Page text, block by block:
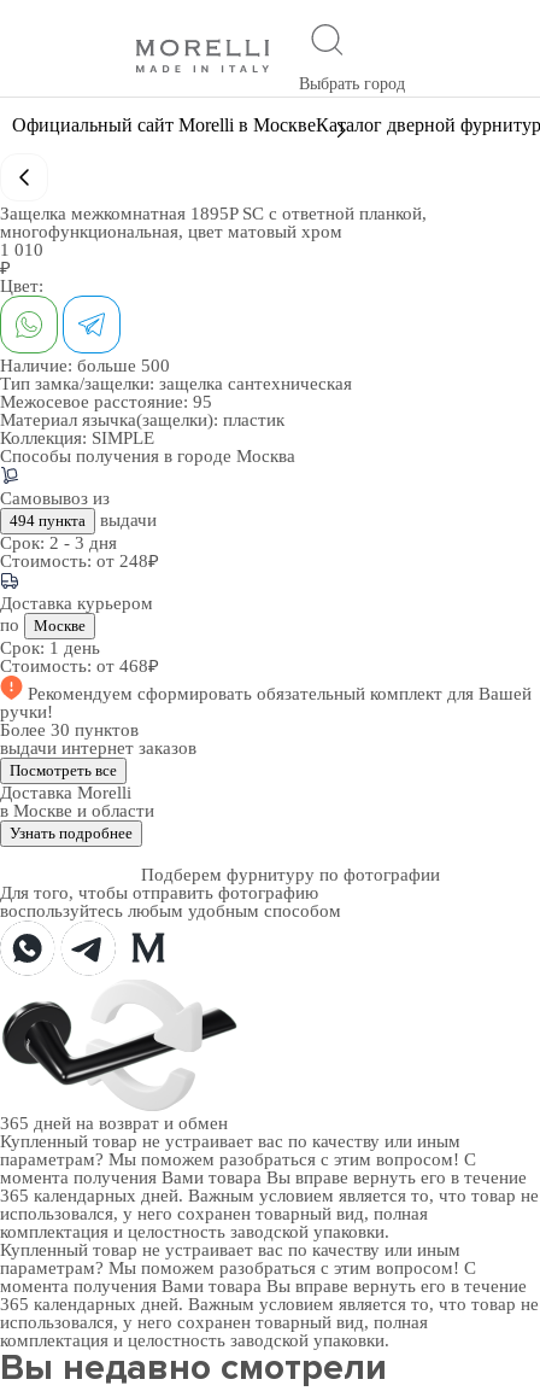
Выбрать город
Официальный сайт Morelli в МосквеКаталог дверной
Защелка межкомнатная 1895P SC с ответной планкой,
многофункциональная, цвет матовый хром
1 010
₽
Цвет:
Наличие: больше 500
Тип замка/защелки: защелка сантехническая
Межосевое расстояние: 95
Материал язычка(защелки): пластик
Коллекция: SIMPLE
Способы получения в городе Москва
Самовывоз из
494 пункта
выдачи
Срок: 2 - 3 дня
Стоимость: от 248₽
Доставка курьером
по
Москве
Срок: 1 день
Стоимость: от 468₽
Рекомендуем сформировать обязательный комплект для Вашей
ручки!
Более 30 пунктов
выдачи интернет заказов
Посмотреть все
Доставка Morelli
в Москве и области
Узнать подробнее
Подберем фурнитуру по фотографии
Для того, чтобы отправить фотографию
воспользуйтесь любым удобным способом
365 дней на возврат и обмен
Купленный товар не устраивает вас по качеству или иным
параметрам? Мы поможем разобраться с этим вопросом! С
момента получения Вами товара Вы вправе вернуть его в течение
365 календарных дней. Важным условием является то, что товар не
использовался, у него сохранен товарный вид, полная
комплектация и целостность заводской упаковки.
Купленный товар не устраивает вас по качеству или иным
параметрам? Мы поможем разобраться с этим вопросом! С
момента получения Вами товара Вы вправе вернуть его в течение
365 календарных дней. Важным условием является то, что товар не
использовался, у него сохранен товарный вид, полная
комплектация и целостность заводской упаковки.
Вы недавно смотрели